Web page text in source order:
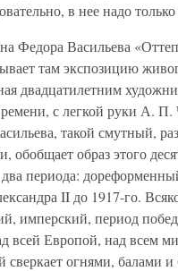
в нее надо только
Федора Васильева
там экспозицию
двадцатилетним
с легкой руки А.
такой смутный,
обобщает образ этого
периода:
II до 1917-го.
имперский, период
всей Европой, над всем
огнями, балами